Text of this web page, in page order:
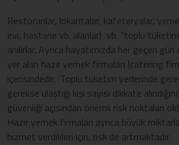
Restoranlar, lokantalar, kafeteryalar,
evi, hastane vb. alanlar) vb. “toplu
anılırlar. Ayrıca hayatımızda her geçen gün
yer alan hazır yemek firmaları (catering
içerisindedir. Toplu tüketim yerlerinde
gerekse ulaştığı kişi sayısı dikkate
güvenliği açısından önemli risk noktaları
Hazır yemek firmaları ayrıca büyük
hizmet verdikleri için, risk de artmaktadır.